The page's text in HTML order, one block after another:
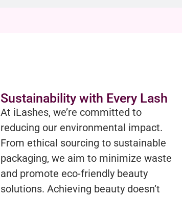
Sustainability with Every Lash
At iLashes, we’re committed to
reducing our environmental impact.
From ethical sourcing to sustainable
packaging, we aim to minimize waste
and promote eco-friendly beauty
solutions. Achieving beauty doesn’t